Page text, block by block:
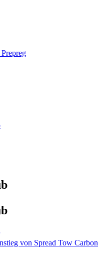
von Spread Tow Carbon